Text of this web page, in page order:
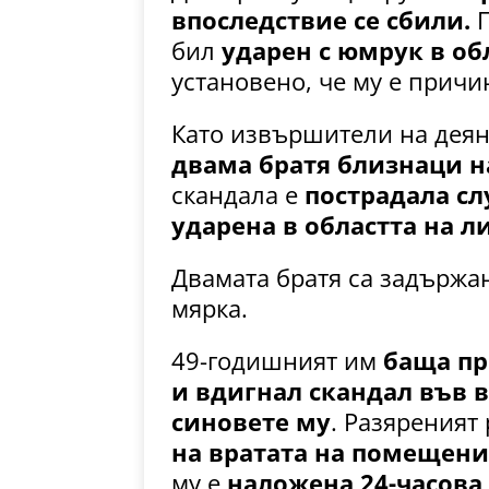
впоследствие се сбили.
бил ударен с юмрук в
установено, че му е
Като извършители на
двама братя близнаци
скандала е пострадала
ударена в областта на
Двамата братя са
мярка.
49-годишният им баща
и вдигнал скандал във
синовете му.
на вратата на